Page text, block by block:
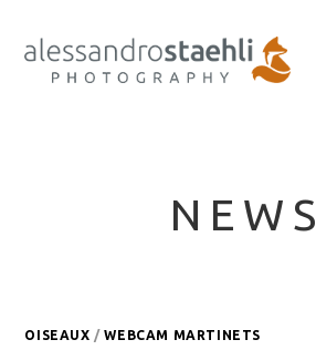
NEWS
OISEAUX /WEBCAM MARTINETS